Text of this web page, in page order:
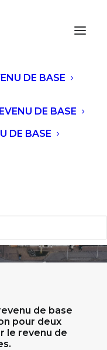
DE BASE
DE BASE
DE BASEsur
à
été
de base
pour deux
le revenu de